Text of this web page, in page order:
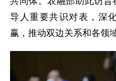
导人重要共识对表，深
赢，推动双边关系和各领